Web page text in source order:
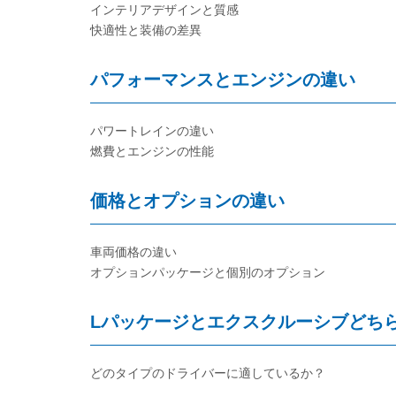
インテリアデザインと質感
快適性と装備の差異
パフォーマンスとエンジンの違い
パワートレインの違い
燃費とエンジンの性能
価格とオプションの違い
車両価格の違い
オプションパッケージと個別のオプション
Lパッケージとエクスクルーシブどち
どのタイプのドライバーに適しているか？